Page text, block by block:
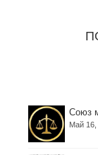
Союз
Май 16,